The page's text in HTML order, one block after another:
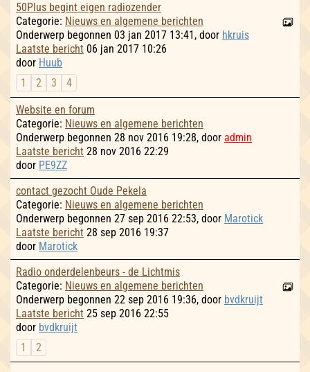
50Plus begint eigen radiozender
Categorie: Nieuws en algemene berichten
Onderwerp begonnen 03 jan 2017 13:41, door hkruis
Laatste bericht 06 jan 2017 10:26
door Huub
1
2 3 4
Website en forum
Categorie: Nieuws en algemene berichten
Onderwerp begonnen 28 nov 2016 19:28, door admin
Laatste bericht 28 nov 2016 22:29
door PE9ZZ
contact gezocht Oude Pekela
Categorie: Nieuws en algemene berichten
Onderwerp begonnen 27 sep 2016 22:53, door Marotick
Laatste bericht 28 sep 2016 19:37
door Marotick
Radio onderdelenbeurs - de Lichtmis
Categorie: Nieuws en algemene berichten
Onderwerp begonnen 22 sep 2016 19:36, door bvdkruijt
Laatste bericht 25 sep 2016 22:55
door bvdkruijt
1
2